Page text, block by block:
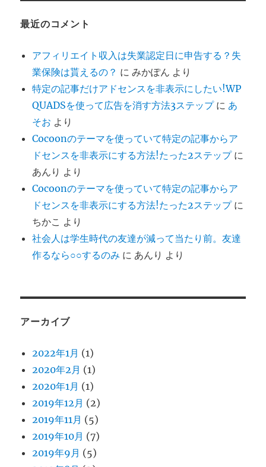
最近のコメント
アフィリエイト収入は失業認定日に申告する？失
業保険は貰えるの？ にみかぽん より
特定の記事だけアドセンスを非表示にしたい!WP
QUADSを使って広告を消す方法3ステップに あ
そお より
Cocoonのテーマを使っていて特定の記事からア
ドセンスを非表示にする方法!たった2ステップに
あんり より
Cocoonのテーマを使っていて特定の記事からア
ドセンスを非表示にする方法!たった2ステップに
ちかこ より
社会人は学生時代の友達が減って当たり前。友達
作るなら○○するのみ に あんり より
アーカイブ
2022年1月 (1)
2020年2月 (1)
2020年1月 (1)
2019年12月 (2)
2019年11月 (5)
2019年10月 (7)
2019年9月 (5)